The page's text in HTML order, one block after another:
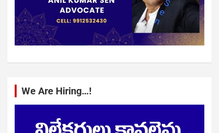
We Are Hiring…!